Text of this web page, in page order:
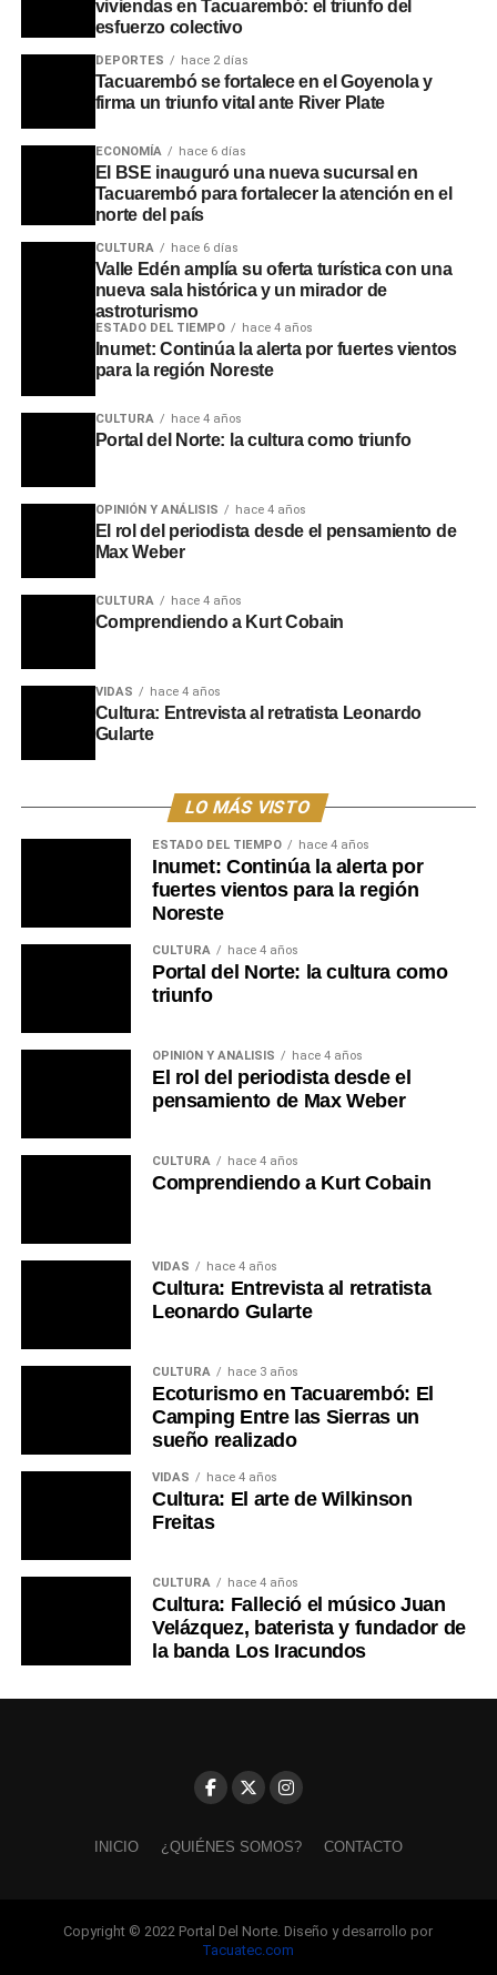
viviendas en Tacuarembó: el triunfo del
esfuerzo colectivo
DEPORTES hace 2 días
Tacuarembó se fortalece en el Goyenola y
firma un triunfo vital ante River Plate
ECONOMÍA hace 6 días
El BSE inauguró una nueva sucursal en
Tacuarembó para fortalecer la atención en el
norte del país
CULTURA hace 6 días
Valle Edén amplía su oferta turística con una
nueva sala histórica y un mirador de
astroturismo
ESTADO DEL TIEMPO hace 4 años
Inumet: Continúa la alerta por fuertes vientos
para la región Noreste
CULTURA hace 4 años
Portal del Norte: la cultura como triunfo
OPINIÓN Y ANÁLISIS hace 4 años
El rol del periodista desde el pensamiento de
Max Weber
CULTURA hace 4 años
Comprendiendo a Kurt Cobain
VIDAS hace 4 años
Cultura: Entrevista al retratista Leonardo
Gularte
LO MÁS VISTO
ESTADO DEL TIEMPO hace 4 años
Inumet: Continúa la alerta por
fuertes vientos para la región
Noreste
CULTURA hace 4 años
Portal del Norte: la cultura como
triunfo
OPINIÓN Y ANÁLISIS hace 4 años
El rol del periodista desde el
pensamiento de Max Weber
CULTURA hace 4 años
Comprendiendo a Kurt Cobain
VIDAS hace 4 años
Cultura: Entrevista al retratista
Leonardo Gularte
CULTURA hace 3 años
Ecoturismo en Tacuarembó: El
Camping Entre las Sierras un
sueño realizado
VIDAS hace 4 años
Cultura: El arte de Wilkinson
Freitas
CULTURA hace 4 años
Cultura: Falleció el músico Juan
Velázquez, baterista y fundador de
la banda Los Iracundos
INICIO ¿QUIÉNES SOMOS? CONTACTO
Copyright © 2022 Portal Del Norte. Diseño y desarrollo por
Tacuatec.com